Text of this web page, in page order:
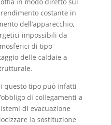
in modo diretto sul
costante in
dell’apparecchio,
impossibili da
di tipo
delle caldaie a
questo tipo può infatti
di collegamenti a
di evacuazione
la sostituzione